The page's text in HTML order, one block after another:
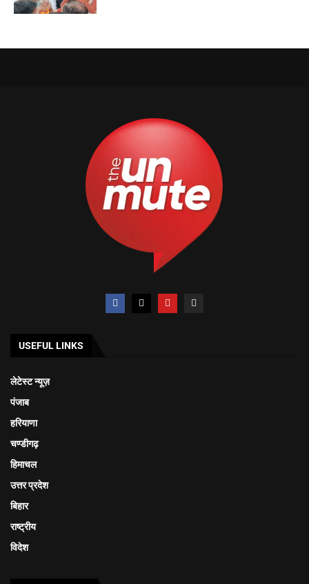
USEFUL LINKS
लेटेस्ट न्यूज़
पंजाब
हरियाणा
चण्डीगढ़
हिमाचल
उत्तर प्रदेश
बिहार
राष्ट्रीय
विदेश